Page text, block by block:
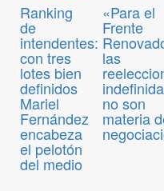
Ranking
de
intendentes:
con tres
lotes bien
definidos
Mariel
Fernández
encabeza
el pelotón
del medio
«Para el
Frente
las
no son
materia